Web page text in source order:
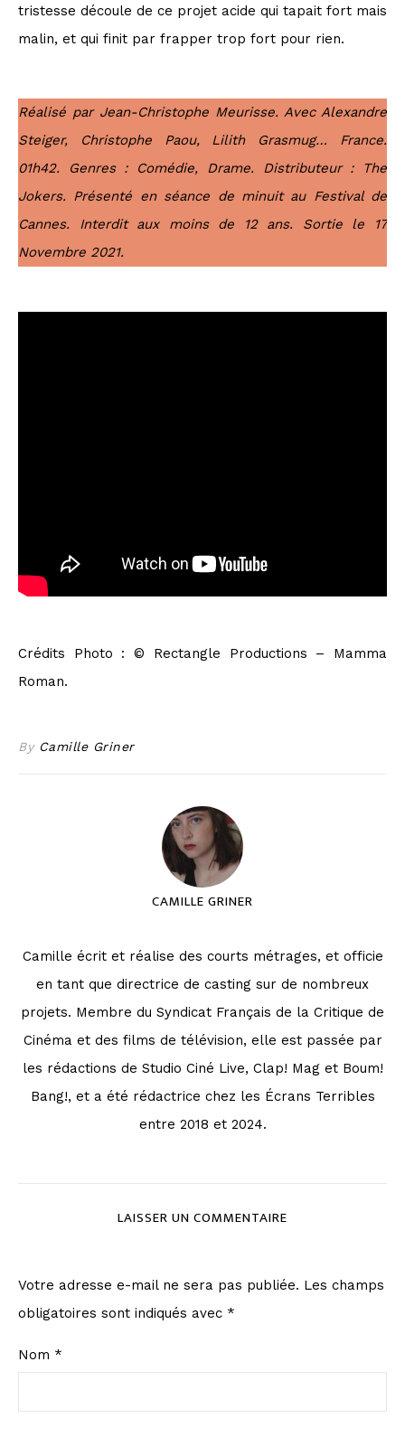
tristesse découle de ce projet acide qui tapait fort mais
malin, et qui finit par frapper trop fort pour rien.
Réalisé par Jean-Christophe Meurisse. Avec Alexandre
Steiger, Christophe Paou, Lilith Grasmug… France.
01h42. Genres : Comédie, Drame. Distributeur : The
Jokers. Présenté en séance de minuit au Festival de
Cannes. Interdit aux moins de 12 ans. Sortie le 17
Novembre 2021.
Crédits Photo : © Rectangle Productions – Mamma
Roman.
By Camille Griner
CAMILLE GRINER
Camille écrit et réalise des courts métrages, et officie
en tant que directrice de casting sur de nombreux
projets. Membre du Syndicat Français de la Critique de
Cinéma et des films de télévision, elle est passée par
les rédactions de Studio Ciné Live, Clap! Mag et Boum!
Bang!, et a été rédactrice chez les Écrans Terribles
entre 2018 et 2024.
LAISSER UN COMMENTAIRE
Votre adresse e-mail ne sera pas publiée. Les champs
obligatoires sont indiqués avec *
Nom *